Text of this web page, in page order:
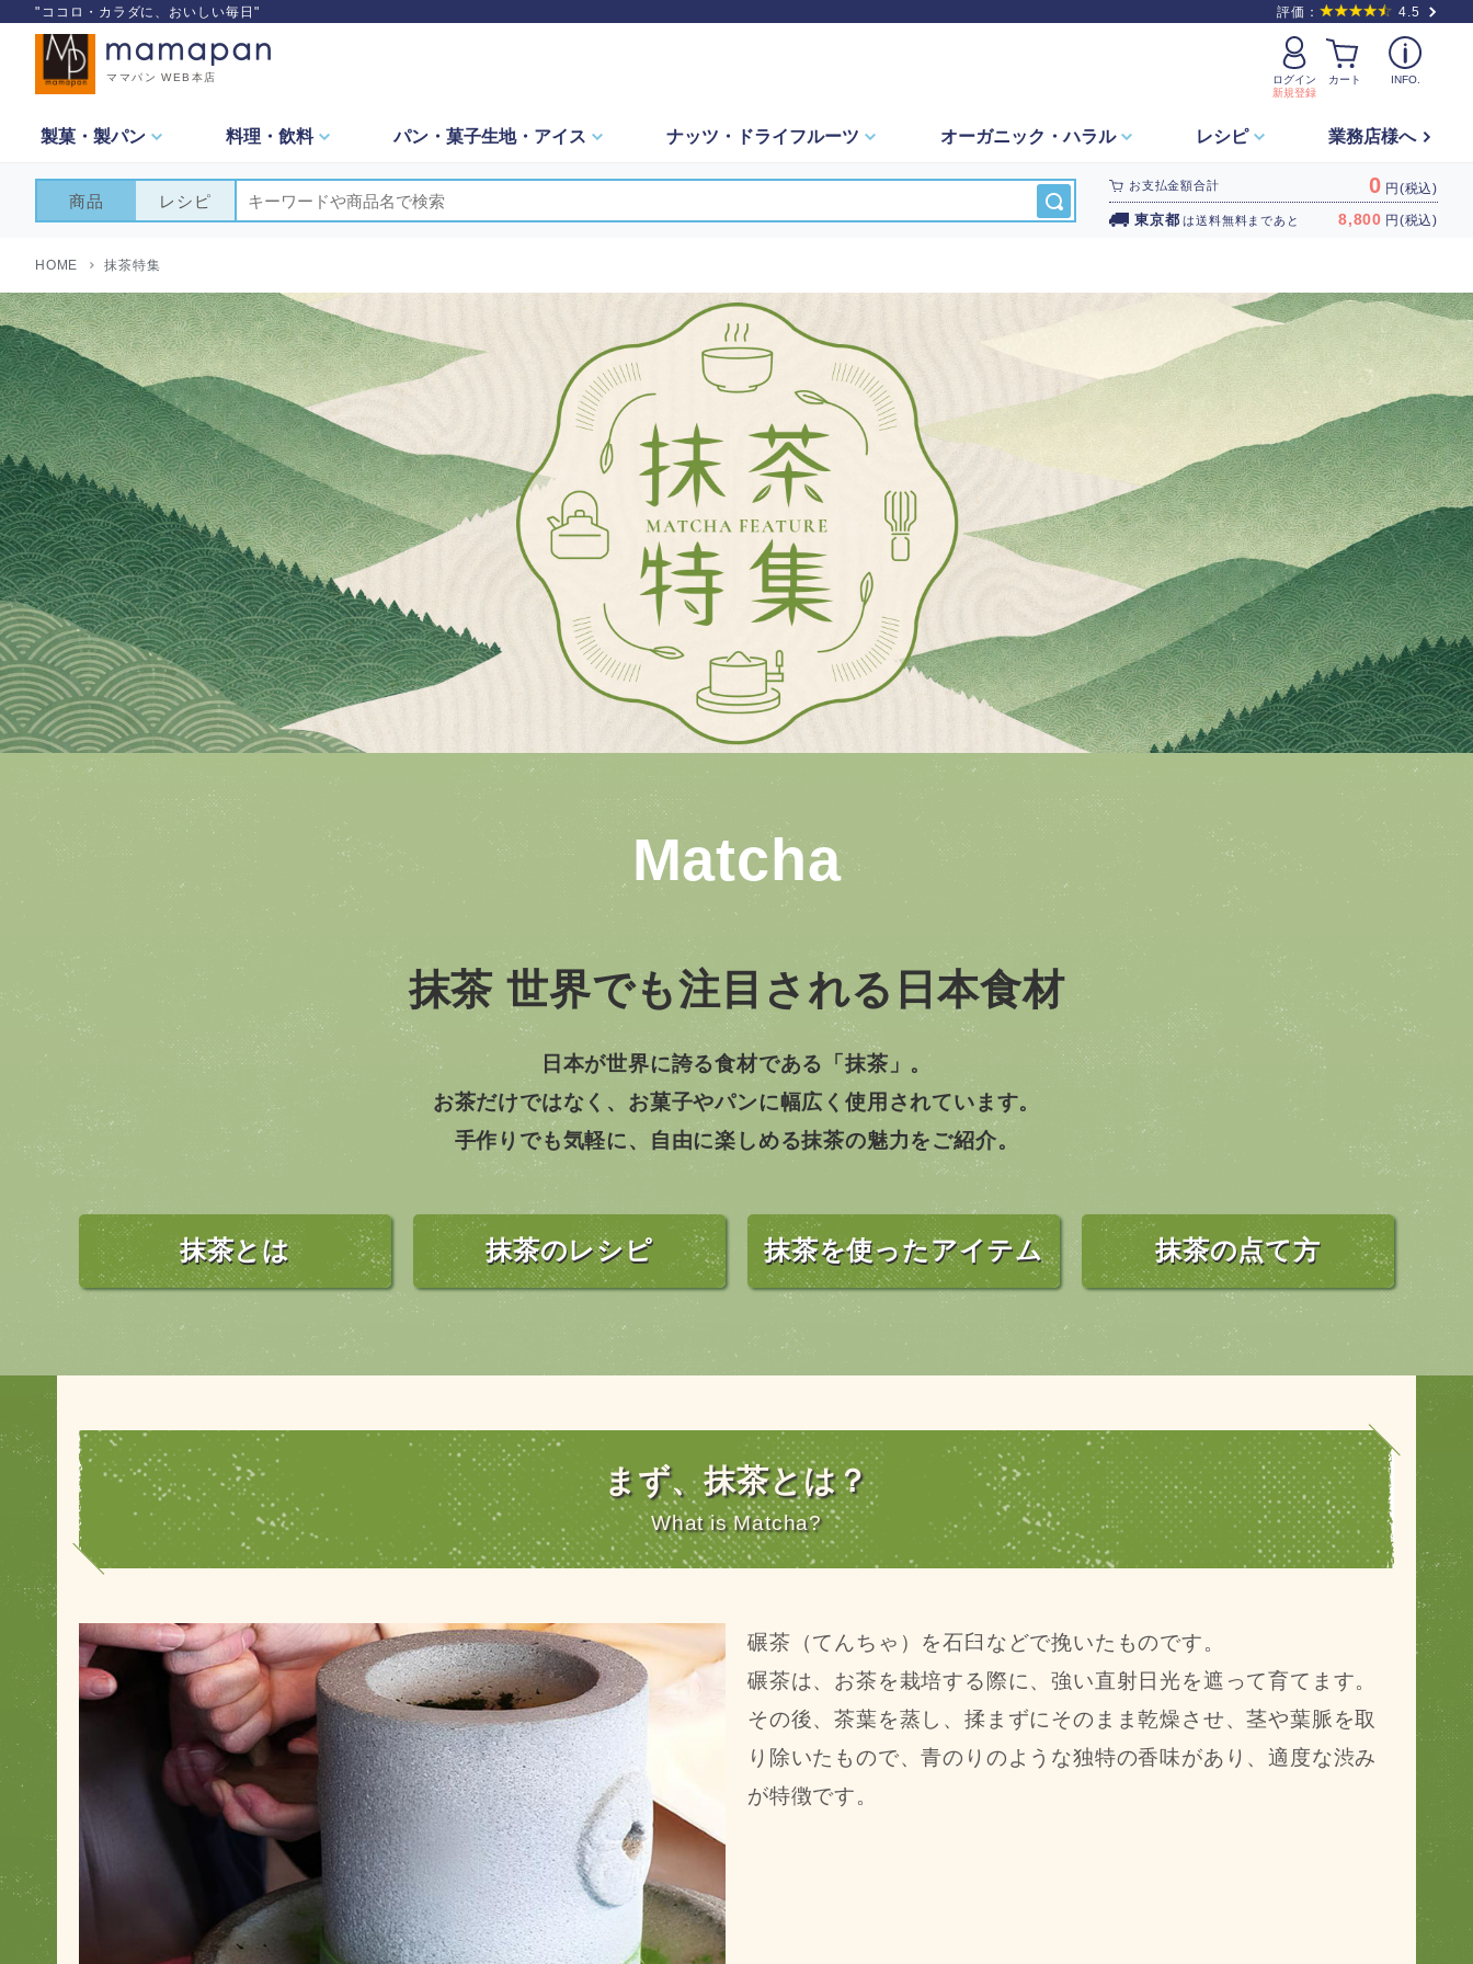
"ココロ・カラダに、おいしい毎日" 評価： 4.5
ママパン WEB本店
ログイン
新規登録
カート INFO.
製菓・ 製パン 料理・飲料 パン・菓子生地・ アイス ナッツ・ ドライフルーツ オーガニック・ハラル レシピ 業務店様へ
商品 レシピ
お支払金額合計 0 円(税込)
東京都 は送料無料まであと 8,800 円(税込)
HOME 抹茶特集
抹茶 世界でも注目される日本食材
日本が世界に誇る食材である「抹茶」。
お茶だけではなく、 お菓子やパンに幅広く使用されています。
手作りでも気軽に、自由に楽しめる抹茶の魅力をご紹介。
抹茶とは 抹茶のレシピ 抹茶を使ったアイテム 抹茶の点て方
まず、抹茶とは？
What is Matcha?
碾茶（てんちゃ）を石臼などで挽いたものです。
碾茶は、お茶を栽培する際に、強い直射日光を遮って育てます。
その後、茶葉を蒸し、揉まずにそのまま乾燥させ、茎や葉脈を取
り除いたもので、青のりのような独特の香味があり、適度な渋み
が特徴です。